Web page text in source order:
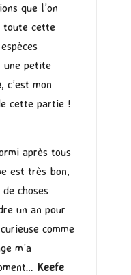
que l’on
toute cette
une petite
, c’est mon
cette partie !
après tous
est très bon,
choses
un an pour
comme
m’a
Keefe